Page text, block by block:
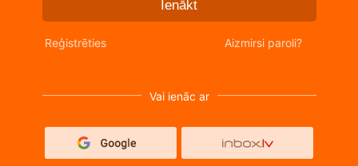
Ienākt
Reģistrēties Aizmirsi paroli?
Vai ienāc ar